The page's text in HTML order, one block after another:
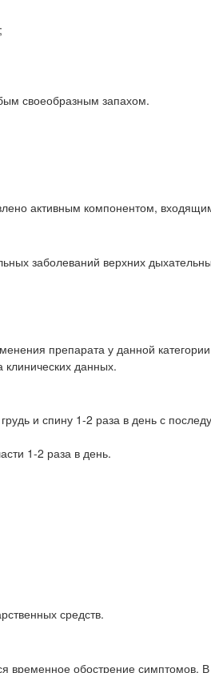
своеобразным запахом.
активным компонентом,
заболеваний верхних
препарата у данной
клинических данных.
и спину 1-2 раза в день с
1-2 раза в день.
средств.
временное обострение симптомов.